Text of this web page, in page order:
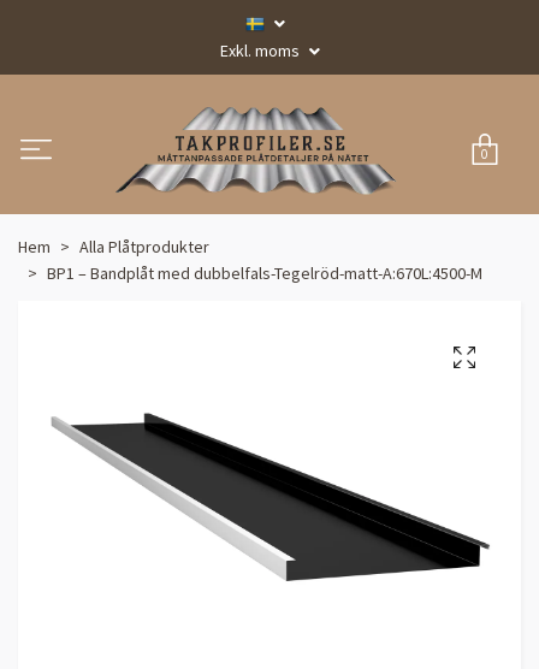
Exkl. moms
0
Hem
Alla Plåtprodukter
BP1 – Bandplåt med dubbelfals-Tegelröd-matt-A:670L:4500-M